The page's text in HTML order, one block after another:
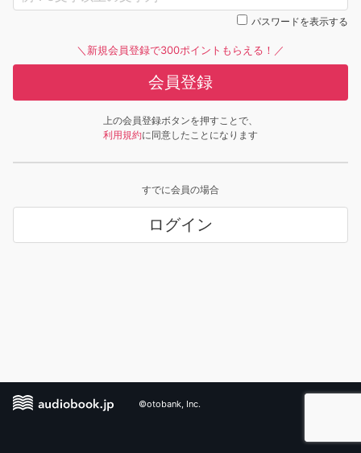
パスワードを表示する
＼新規会員登録で300ポイントもらえる！／
会員登録
上の会員登録ボタンを押すことで、
利用規約に同意したことになります
すでに会員の場合
ログイン
©otobank, Inc.